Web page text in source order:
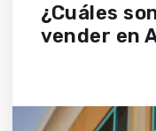
¿Cuáles
vender en